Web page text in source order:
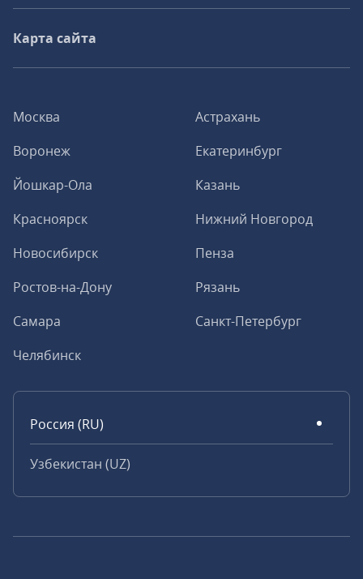
Москва
Астрахань
Воронеж
Екатеринбург
Йошкар-Ола
Казань
Красноярск
Нижний Новгород
Новосибирск
Пенза
Ростов-на-Дону
Рязань
Самара
Санкт-Петербург
Челябинск
Россия (RU)
Узбекистан (UZ)
Карта сайта